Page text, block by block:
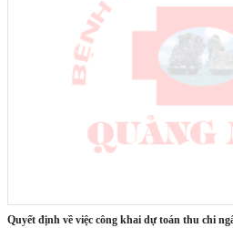
quyết định về việc công khai dự toán thu chi ngân sách nhà nước quý i năm 2025